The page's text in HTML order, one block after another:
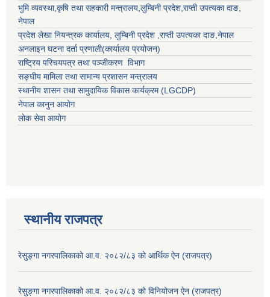
भुमि व्यवस्था,कृषि तथा सहकारी मन्त्रालय,लुम्बिनी प्रदेश,राप्ती उपत्यका दाङ,
नेपाल
प्रदेश लेखा नियन्त्रक कार्यालय, लुम्बिनी प्रदेश ,राप्ती उपत्यका दाङ,नेपाल
अनलाइन घटना दर्ता प्रणाली(कार्यालय प्रयोजन)
राष्ट्रिय परिचयपत्र तथा पञ्जीकरण विभाग
सङ्घीय मामिला तथा सामान्य प्रशासन मन्त्रालय
स्थानीय शासन तथा सामुदायिक विकास कार्यक्रम (LGCDP)
नेपाल कानुन आयोग
लोक सेवा आयोग
स्थानीय राजपत्र
रेसु्ङ्गा नगरपालिकाको आ.व. २०८२/८३ को आर्थिक ऐन (राजपत्र)
रेसु्ङ्गा नगरपालिकाको आ.व. २०८२/८३ को विनियोजन ऐन (राजपत्र)